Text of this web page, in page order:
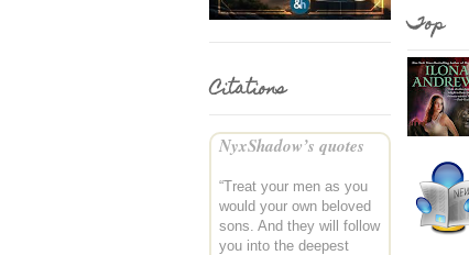
Citations
NyxShadow’s quotes
“Treat your men as you
would your own beloved
sons. And they will follow
you into the deepest
Top